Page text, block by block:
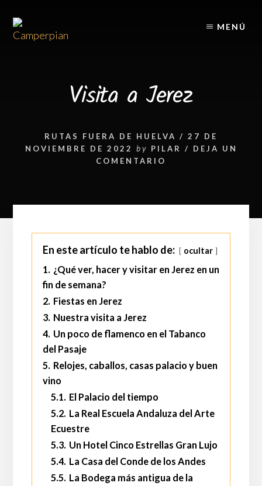
content
footer
MENÚ
Visita a Jerez
RUTAS FUERA DE HUELVA / 27 DE
NOVIEMBRE DE 2022
by PILAR / DEJA UN
COMENTARIO
En este artículo te hablo de: ocultar
1. ¿Qué ver, hacer y visitar en Jerez en un
fin de semana?
2. Fiestas en Jerez
3. Nuestra visita a Jerez
4. Un poco de flamenco en el Tabanco
del Pasaje
5. Relojes, caballos, casas palacio y buen
vino
5.1. El Palacio del tiempo
5.2. La Real Escuela Andaluza del Arte
Ecuestre
5.3. Un Hotel Cinco Estrellas Gran Lujo
5.4. La Casa del Conde de los Andes
5.5. La Bodega más antigua de la